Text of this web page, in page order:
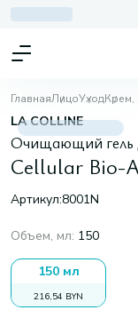
ГлавнаяЛицоУходКрем,
LA COLLINE
Очищающий гель
Cellular Bio-
Артикул:8001N
Объем, мл: 150
150 мл
216,54 BYN